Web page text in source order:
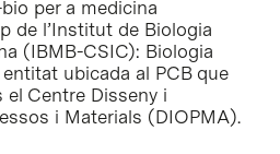
per a medicina
de l’Institut de Biologia
(IBMB-CSIC): Biologia
ubicada al PCB que
el Centre Disseny i
i Materials (DIOPMA).